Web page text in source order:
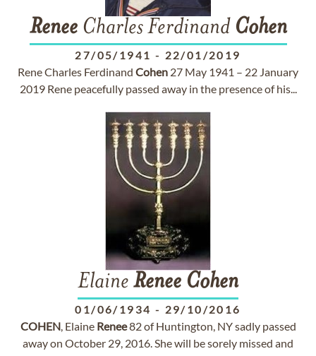
ReneeCharles Ferdinand Cohen
27/05/1941 - 22/01/2019
Rene Charles Ferdinand Cohen 27 May 1941 – 22 January
2019 Rene peacefully passed away in the presence of his...
Elaine Renee Cohen
01/06/1934 - 29/10/2016
COHEN, Elaine Renee82 of Huntington, NY sadly passed
away on October 29, 2016. She will be sorely missed and